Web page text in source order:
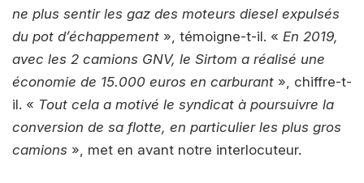
ne plus sentir les gaz des moteurs diesel expulsés
du pot d’échappement », témoigne-t-il. « En 2019,
avec les 2 camions GNV, le Sirtom a réalisé une
économie de 15.000 euros en carburant », chiffre-t-
il. « Tout cela a motivé le syndicat à poursuivre la
conversion de sa flotte, en particulier les plus gros
camions », met en avant notre interlocuteur.